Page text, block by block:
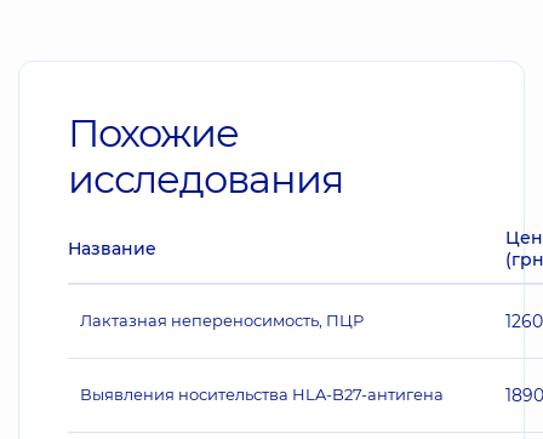
Похожие
исследования
Название
Лактазная непереносимость, ПЦР 1260
Выявления носительства HLA-B27-антигена 1890